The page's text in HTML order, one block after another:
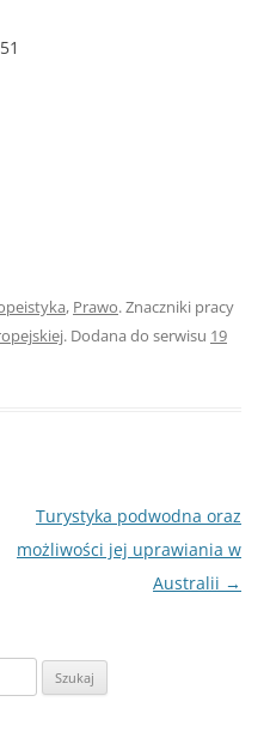
, Prawo. Znaczniki pracy
. Dodana do serwisu 19
Turystyka podwodna oraz
możliwości jej uprawiania w
Australii →